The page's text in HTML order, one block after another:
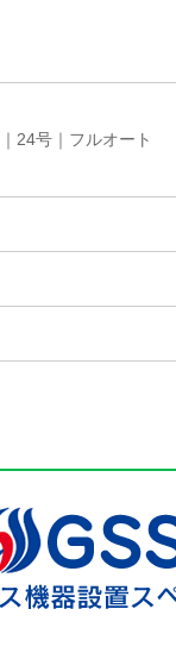
｜24号｜フルオート